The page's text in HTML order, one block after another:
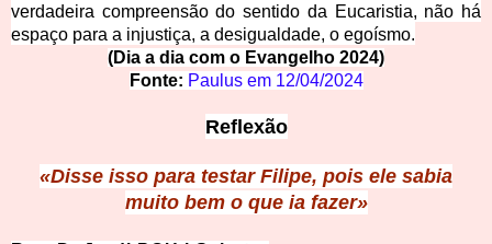
verdadeira compreensão do sentido da Eucaristia, não há
espaço para a injustiça, a desigualdade, o egoísmo.
(Dia a dia com o Evangelho 2024)
Fonte: Paulus em 12/04/2024
Reflexão
«Disse isso para testar Filipe, pois ele sabia
muito bem o que ia fazer»